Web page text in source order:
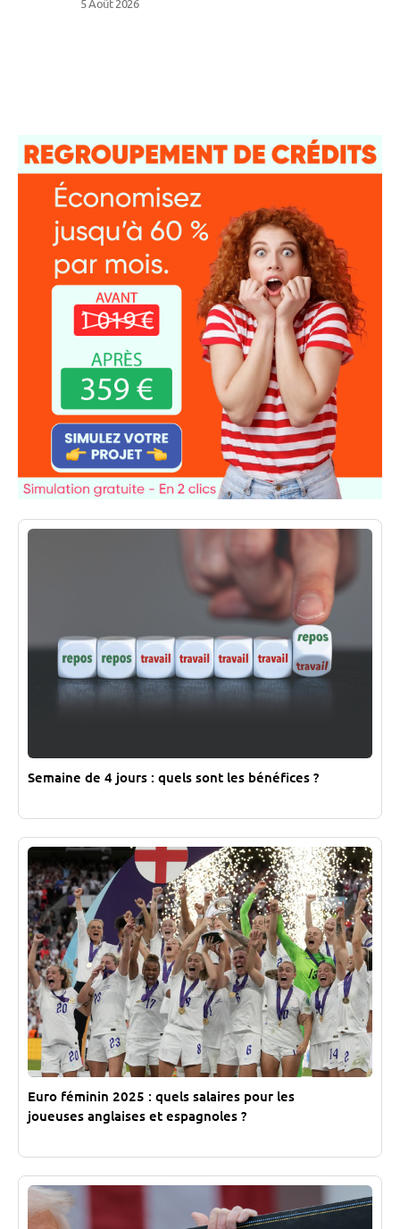
5 Août 2026
Semaine de 4 jours : quels sont les bénéfices ?
Euro féminin 2025 : quels salaires pour les
joueuses anglaises et espagnoles ?